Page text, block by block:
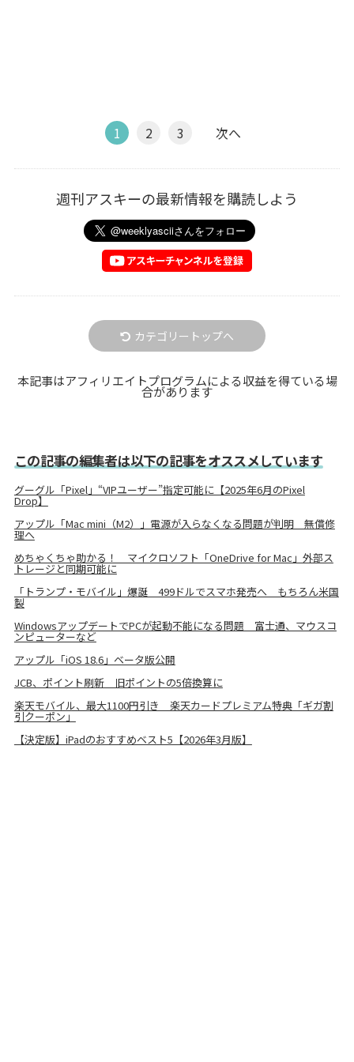
1 2 3 次へ
週刊アスキーの最新情報を購読しよう
カテゴリートップへ
本記事はアフィリエイトプログラムによる収益を得ている場
合があります
この記事の編集者は以下の記事をオススメしています
グーグル「Pixel」“VIPユーザー”指定可能に【2025年6月のPixel
Drop】
アップル「Mac mini（M2）」電源が入らなくなる問題が判明 無償修
理へ
めちゃくちゃ助かる！ マイクロソフト「OneDrive for Mac」外部ス
トレージと同期可能に
「トランプ・モバイル」爆誕 499ドルでスマホ発売へ もちろん米国
製
WindowsアップデートでPCが起動不能になる問題 富士通、マウスコ
ンピューターなど
アップル「iOS 18.6」ベータ版公開
JCB、ポイント刷新 旧ポイントの5倍換算に
楽天モバイル、最大1100円引き 楽天カードプレミアム特典「ギガ割
引クーポン」
【決定版】iPadのおすすめベスト5【2026年3月版】